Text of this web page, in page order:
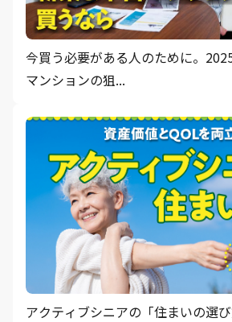
今買う必要がある人のために。
マンションの狙...
アクティブシニアの「住まいの選